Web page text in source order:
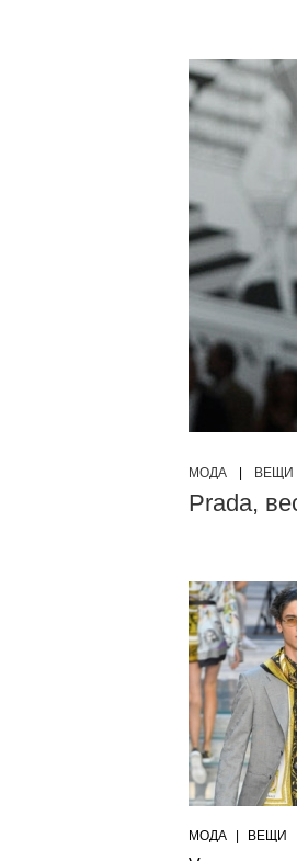
МОДА ВЕЩИ
Prada,
МОДА ВЕЩИ